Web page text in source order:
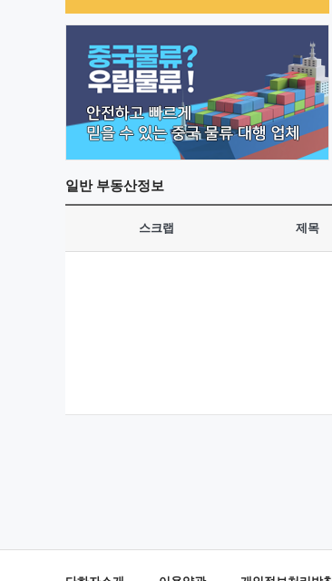
일반부동산정보
스크랩 제목